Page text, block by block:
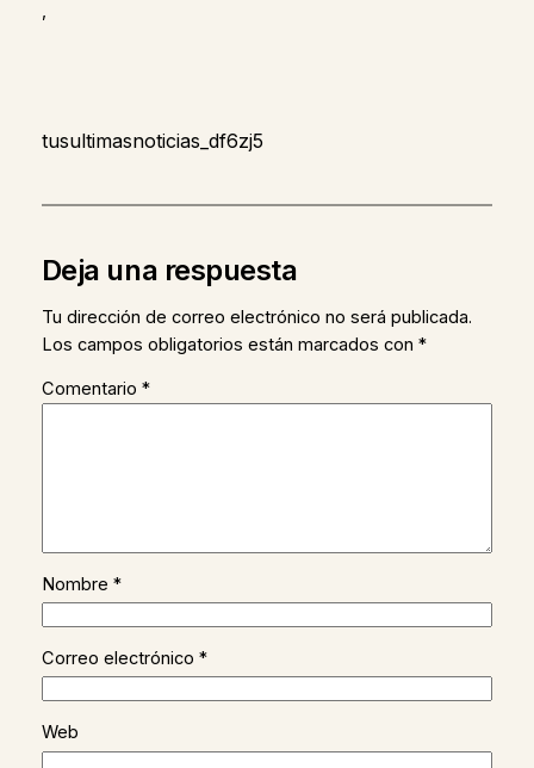
tusultimasnoticias_df6zj5
Deja una respuesta
Tu dirección de correo electrónico no será publicada.
Los campos obligatorios están marcados con *
Comentario *
Nombre *
Correo electrónico *
Web